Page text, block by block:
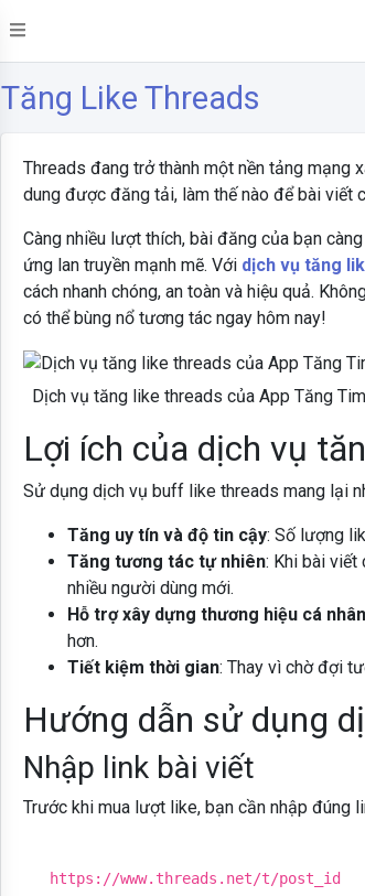
Tăng Like Threads
Threads đang trở thành một nền tảng mạng
dung được đăng tải, làm thế nào để bài viết
Càng nhiều lượt thích, bài đăng của bạn
ứng lan truyền mạnh mẽ. Với dịch vụ tăng
cách nhanh chóng, an toàn và hiệu quả.
có thể bùng nổ tương tác ngay hôm nay!
Dịch vụ tăng like threads của App Tăng Tim
Lợi ích của dịch vụ
Sử dụng dịch vụ buff like threads mang lại
Tăng uy tín và độ tin cậy: Số lượng
Tăng tương tác tự nhiên: Khi bài viết
nhiều người dùng mới.
Hỗ trợ xây dựng thương hiệu cá
hơn.
Tiết kiệm thời gian: Thay vì chờ đợi
Hướng dẫn sử dụng
Nhập link bài viết
Trước khi mua lượt like, bạn cần nhập đúng
https: //www.threads.net/t/post_id